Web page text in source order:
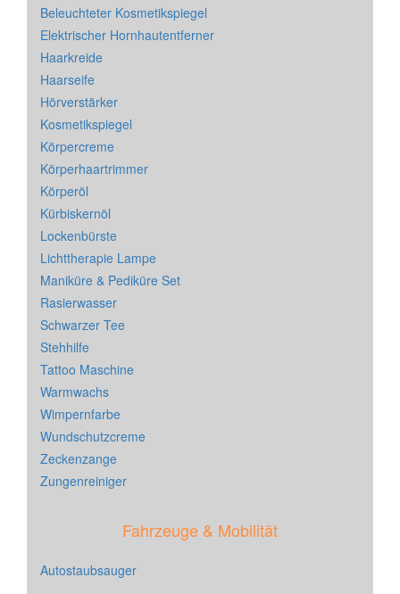
Beleuchteter Kosmetikspiegel
Elektrischer Hornhautentferner
Haarkreide
Haarseife
Hörverstärker
Kosmetikspiegel
Körpercreme
Körperhaartrimmer
Körperöl
Kürbiskernöl
Lockenbürste
Lichttherapie Lampe
Maniküre & Pediküre Set
Rasierwasser
Schwarzer Tee
Stehhilfe
Tattoo Maschine
Warmwachs
Wimpernfarbe
Wundschutzcreme
Zeckenzange
Zungenreiniger
Fahrzeuge & Mobilität
Autostaubsauger